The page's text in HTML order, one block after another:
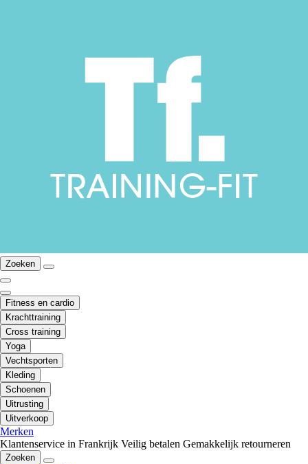
Zoeken
Fitness en cardio
Krachttraining
Cross training
Yoga
Vechtsporten
Kleding
Schoenen
Uitrusting
Uitverkoop
Merken
Klantenservice in Frankrijk Veilig betalen Gemakkelijk retourneren
Zoeken